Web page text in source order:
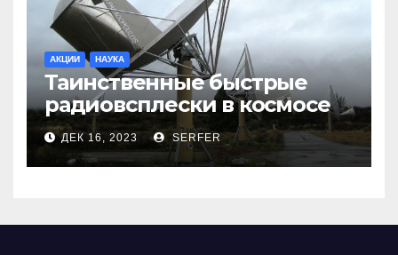
АКЦИИ НАУКА
Таинственные быстрые
радиовсплески в космосе
сделались все более
странными
ДЕК 16, 2023 SERFER